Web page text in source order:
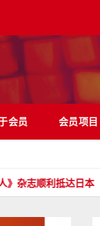
会员 会员项目
达日本 汕头海